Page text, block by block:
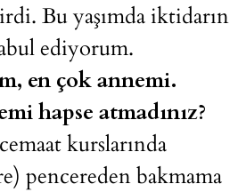
Bu yaşımda iktidarın
ediyorum.
en çok annemi.
hapse atmadınız?
kurslarında
pencereden bakmama